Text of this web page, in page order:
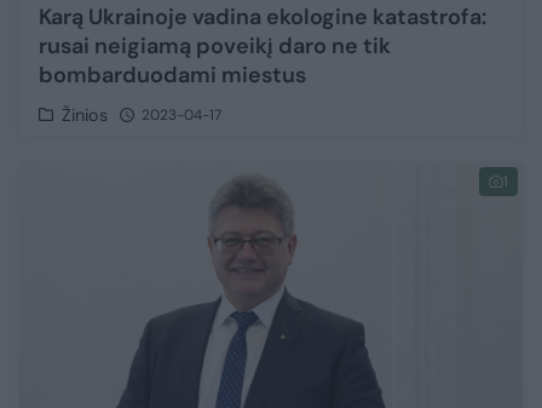
Karą Ukrainoje vadina ekologine katastrofa:
rusai neigiamą poveikį daro ne tik
bombarduodami miestus
Žinios 2023-04-17
1